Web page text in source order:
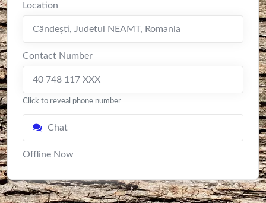
Location
Cândești, Judetul NEAMT, Romania
Contact Number
40 748 117 XXX
Click to reveal phone number
Chat
Offline Now